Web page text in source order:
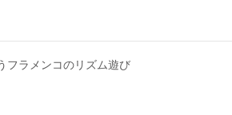
フラメンコのリズム遊び